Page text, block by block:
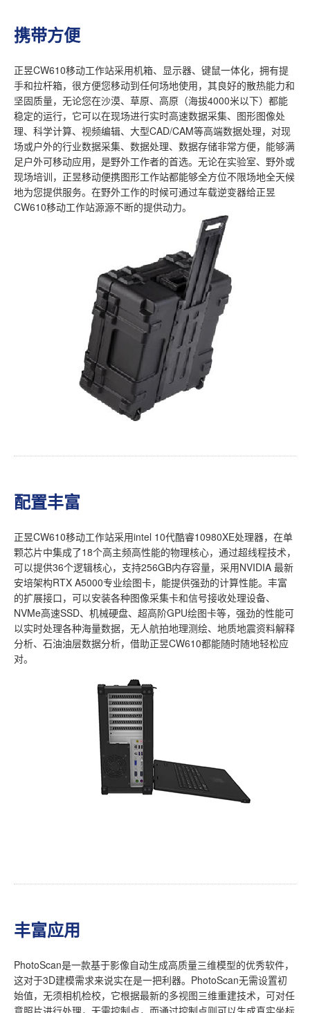
携带方便
正昱CW610移动工作站采用机箱、显示器、键鼠一体化，拥有提
手和拉杆箱，很方便您移动到任何场地使用，其良好的散热能力和
坚固质量，无论您在沙漠、草原、高原（海拔4000米以下）都能
稳定的运行，它可以在现场进行实时高速数据采集、图形图像处
理、科学计算、视频编辑、大型CAD/CAM等高端数据处理，对现
场或户外的行业数据采集、数据处理、数据存储非常方便，能够满
足户外可移动应用，是野外工作者的首选。无论在实验室、野外或
现场培训，正昱移动便携图形工作站都能够全方位不限场地全天候
地为您提供服务。在野外工作的时候可通过车载逆变器给正昱
CW610移动工作站源源不断的提供动力。
配置丰富
正昱CW610移动工作站采用intel 10代酷睿10980XE处理器，在单
颗芯片中集成了18个高主频高性能的物理核心，通过超线程技术，
可以提供36个逻辑核心，支持256GB内存容量，采用NVIDIA 最新
安培架构RTX A5000专业绘图卡，能提供强劲的计算性能。丰富
的扩展接口，可以安装各种图像采集卡和信号接收处理设备、
NVMe高速SSD、机械硬盘、超高阶GPU绘图卡等，强劲的性能可
以实时处理各种海量数据，无人航拍地理测绘、地质地震资料解释
分析、石油油层数据分析，借助正昱CW610都能随时随地轻松应
对。
丰富应用
PhotoScan是一款基于影像自动生成高质量三维模型的优秀软件，
这对于3D建模需求来说实在是一把利器。PhotoScan无需设置初
始值，无须相机检校，它根据最新的多视图三维重建技术，可对任
意照片进行处理，无需控制点，而通过控制点则可以生成真实坐标